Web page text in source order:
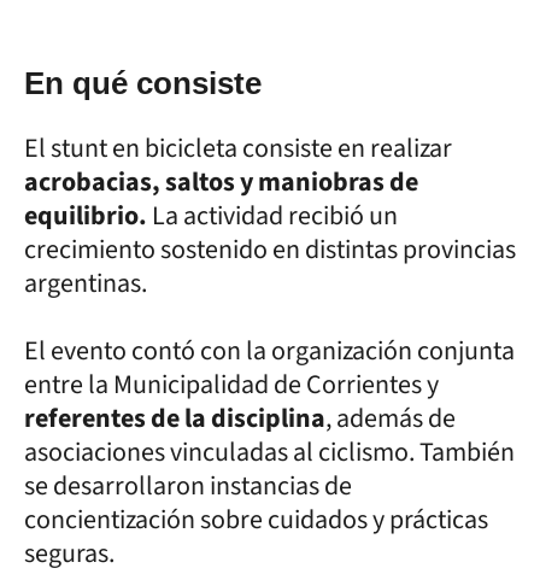
En qué consiste
El stunt en bicicleta consiste en realizar
acrobacias, saltos y maniobras de
equilibrio. La actividad recibió un
crecimiento sostenido en distintas provincias
argentinas.
El evento contó con la organización conjunta
entre la Municipalidad de Corrientes y
referentes de la disciplina, además de
asociaciones vinculadas al ciclismo. También
se desarrollaron instancias de
concientización sobre cuidados y prácticas
seguras.